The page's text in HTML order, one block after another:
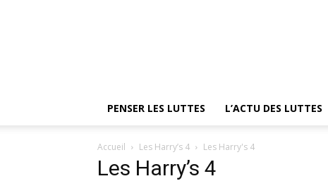
PENSER LES LUTTES L’ACTU DES LUTTES
Accueil Les Harry’s 4 Les Harry's 4
Les Harry’s 4